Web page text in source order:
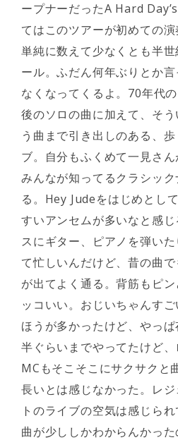
ープナーだったA Hard
てはこのツアーが初めての演
単純に数えて少なくとも半
ール。ふだん何年ぶりとか
なくなってくるよ。70年代
後のソロの曲に加えて、そ
う曲まで引き出しのある、
ブ。自分もふくめて一見さ
みんなが知ってるクラシッ
る。Hey Judeをはじめとし
すいアンセムが多いなと感
スにギター、ピアノを弾い
て忙しいんだけど、昔の曲
が出てよく通る。背筋もピ
ッコいい。おじいちゃんす
ほうが多かったけど、やっ
半ぐらいまでやってたけど
MCもそこそこにサクサクと
長いとは感じなかった。レ
トのライブの空気は感じら
曲が少ししかわからんかっ